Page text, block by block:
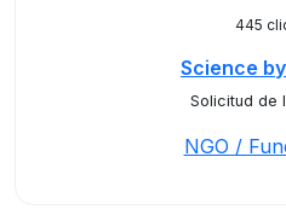
445
Science
Solicitud de
NGO /